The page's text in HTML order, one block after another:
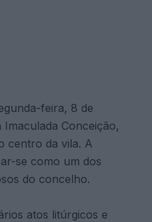
feira, 8 de
Conceição,
centro da vila. A
se como um dos
do concelho.
atos litúrgicos e